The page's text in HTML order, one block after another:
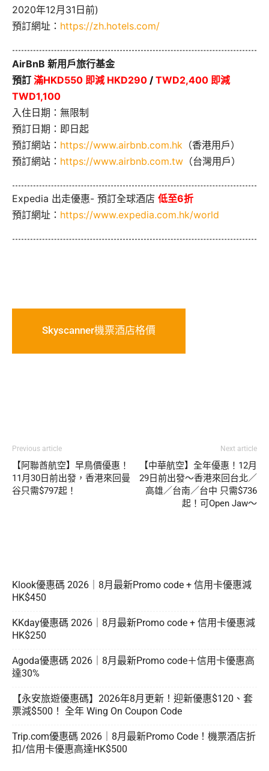
2020年12月31日前)
預訂網址： https://zh.hotels.com/
AirBnB 新用戶旅行基金
預訂 滿HKD550 即減 HKD290 / TWD2,400 即減
TWD1,100
入住日期：無限制
預訂日期：即日起
預訂網站： https://www.airbnb.com.hk （香港用戶）
預訂網站： https://www.airbnb.com.tw （台灣用戶）
Expedia 出走優惠- 預訂全球酒店 低至6折
預訂網址： https://www.expedia.com.hk/world
Skyscanner機票酒店格價
Previous article
【阿聯酋航空】早鳥價優惠！
11月30日前出發，香港來回曼
谷只需$797起！
Next article
【中華航空】全年優惠！12月
29日前出發～香港來回台北／
高雄／台南／台中 只需$736
起！可Open Jaw～
Klook優惠碼 2026｜8月最新Promo code + 信用卡優惠減
HK$450
KKday優惠碼 2026｜8月最新Promo code + 信用卡優惠減
HK$250
Agoda優惠碼 2026｜8月最新Promo code＋信用卡優惠高
達30%
【永安旅遊優惠碼】2026年8月更新！迎新優惠$120、套
票減$500！ 全年 Wing On Coupon Code
Trip.com優惠碼 2026｜8月最新Promo Code！機票酒店折
扣/信用卡優惠高達HK$500